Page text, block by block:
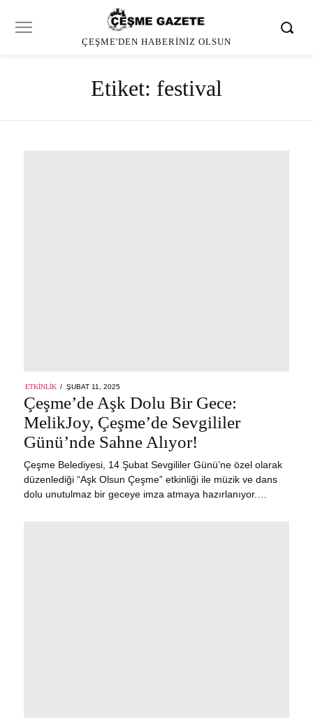
ÇEŞME'DEN HABERINIZ OLSUN
Etiket: festival
ETKINLIK
POSTED
ON
ŞUBAT 11, 2025
11,
2025
Çeşme’de Aşk Dolu Bir Gece:
MelikJoy, Çeşme’de Sevgililer
Günü’nde Sahne Alıyor!
Çeşme Belediyesi, 14 Şubat Sevgililer Günü’ne özel olarak
düzenlediği “Aşk Olsun Çeşme” etkinliği ile müzik ve dans
dolu unutulmaz bir geceye imza atmaya hazırlanıyor.…